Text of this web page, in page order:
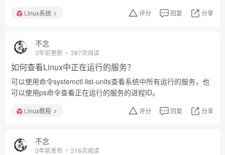
Linux系统 评分 回复 分享
不念
3年前更新 387次阅读
如何查看Linux中正在运行的服务？
可以使用命令systemctl list-units查看系统中所有运行的服务，也
可以使用ps命令查看正在运行的服务的进程ID。
Linux教程 评分 回复 分享
不念
3年前发布 216次阅读